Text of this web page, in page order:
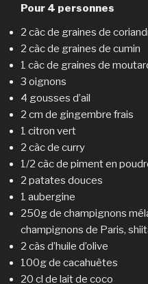
Pour 4 personnes
2 càc de graines de
2 càc de graines de cumin
1 càc de graines de
3 oignons
4 gousses d’ail
2 cm de gingembre frais
1 citron vert
2 càc de curry
1/2 càc de piment en
2 patates douces
1 aubergine
250g de champignons
champignons de Paris,
2 càs d’huile d’olive
100g de cacahuètes
20 cl de lait de coco